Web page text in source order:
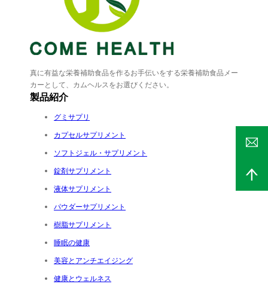
真に有益な栄養補助食品を作るお手伝いをする栄養補助食品メー
カーとして、カムヘルスをお選びください。
製品紹介
グミサプリ
カプセルサプリメント
ソフトジェル・サプリメント
錠剤サプリメント
液体サプリメント
パウダーサプリメント
樹脂サプリメント
睡眠の健康
美容とアンチエイジング
健康とウェルネス